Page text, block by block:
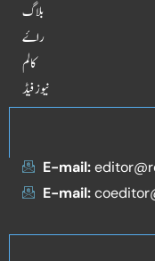
بلاگ
راۓ
کالم
نیوز فیڈ
E-mail:
E-mail: